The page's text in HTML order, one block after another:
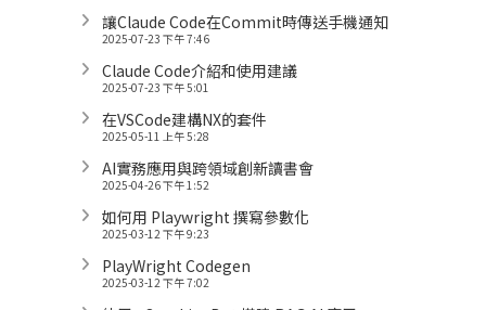
讓Claude Code在Commit時傳送手機通知
2025-07-23 下午 7:46
Claude Code介紹和使用建議
2025-07-23 下午 5:01
在VSCode建構NX的套件
2025-05-11 上午 5:28
AI實務應用與跨領域創新讀書會
2025-04-26 下午 1:52
如何用 Playwright 撰寫參數化
2025-03-12 下午 9:23
PlayWright Codegen
2025-03-12 下午 7:02